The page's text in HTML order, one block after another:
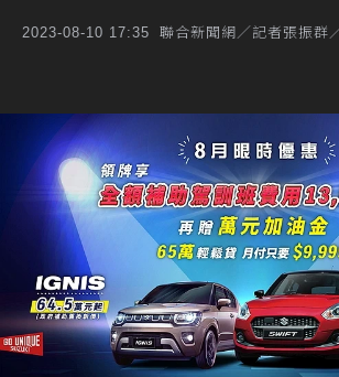
2023-08-10 17:35 聯合新聞網／記者張振群